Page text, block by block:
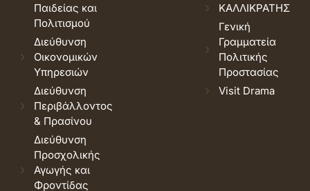
Παιδείας και
Πολιτισμού
Διεύθυνση
Οικονομικών
Υπηρεσιών
Διεύθυνση
Περιβάλλοντος
& Πρασίνου
Διεύθυνση
Προσχολικής
Αγωγής και
Φροντίδας
ΚΑΛΛΙΚΡΑΤΗΣ
Γενική
Γραμματεία
Πολιτικής
Προστασίας
Visit Drama